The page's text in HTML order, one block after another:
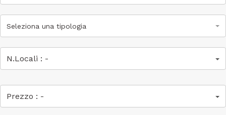
Seleziona una tipologia
N.Locali : -
Prezzo : -